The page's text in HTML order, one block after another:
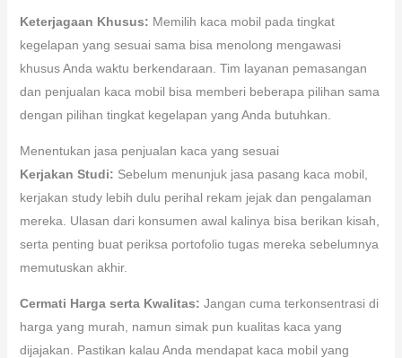
Keterjagaan Khusus: Memilih kaca mobil pada tingkat
kegelapan yang sesuai sama bisa menolong mengawasi
khusus Anda waktu berkendaraan. Tim layanan pemasangan
dan penjualan kaca mobil bisa memberi beberapa pilihan sama
dengan pilihan tingkat kegelapan yang Anda butuhkan.
Menentukan jasa penjualan kaca yang sesuai
Kerjakan Studi: Sebelum menunjuk jasa pasang kaca mobil,
kerjakan study lebih dulu perihal rekam jejak dan pengalaman
mereka. Ulasan dari konsumen awal kalinya bisa berikan kisah,
serta penting buat periksa portofolio tugas mereka sebelumnya
memutuskan akhir.
Cermati Harga serta Kwalitas: Jangan cuma terkonsentrasi di
harga yang murah, namun simak pun kualitas kaca yang
dijajakan. Pastikan kalau Anda mendapat kaca mobil yang